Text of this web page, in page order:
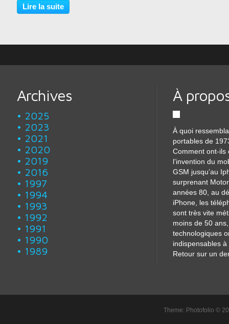
et du Nokia 3310. Nous avons
souhaité associer notre passion à ce
Lire la suite
Archives
2025
2023
2021
2020
2019
2016
1997
1994
1993
1992
1991
1990
1989
À
À quoi
portables de
Comment ont-ils
l'invention du
GSM jusqu’au
surprenant
années 80, au
iPhone, les
sont très vite
moins de 50
technologiques
indispensables
Retour sur un
Theme: Photofolio ©